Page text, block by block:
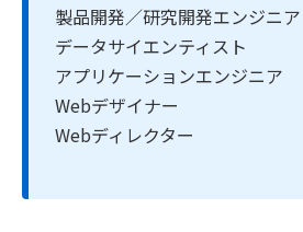
製品開発／研究開発エンジニア
データサイエンティスト
アプリケーションエンジニア
Webデザイナー
Webディレクター